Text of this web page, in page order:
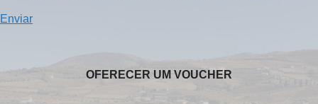
Enviar
OFERECER UM VOUCHER